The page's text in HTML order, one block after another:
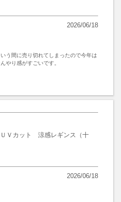
2026/06/18
う間に売り切れてしまったので今年は
やり感がすごいです。
Ｖカット 涼感レギンス（十
2026/06/18